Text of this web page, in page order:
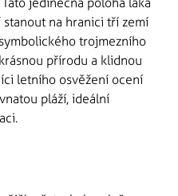
na hranici tří zemí
trojmezního
přírodu a klidnou
letního osvěžení ocení
pláží, ideální